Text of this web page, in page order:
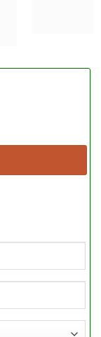
DoctorHome